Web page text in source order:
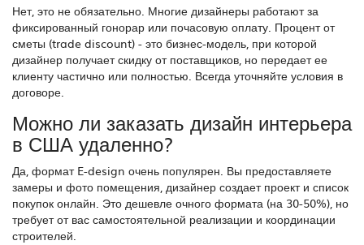
Нет, это не обязательно. Многие дизайнеры работают за
фиксированный гонорар или почасовую оплату. Процент от
сметы (trade discount) - это бизнес-модель, при которой
дизайнер получает скидку от поставщиков, но передает ее
клиенту частично или полностью. Всегда уточняйте условия в
договоре.
Можно ли заказать дизайн интерьера
в США удаленно?
Да, формат E-design очень популярен. Вы предоставляете
замеры и фото помещения, дизайнер создает проект и список
покупок онлайн. Это дешевле очного формата (на 30-50%), но
требует от вас самостоятельной реализации и координации
строителей.